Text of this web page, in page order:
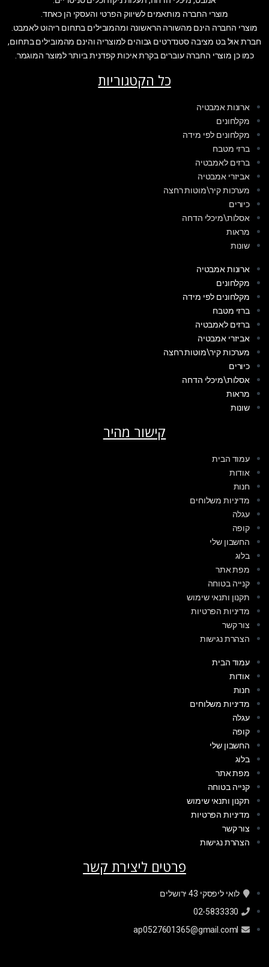
מוצרי החברה מותאמים לשיווק הפרטי והעסקי הן כאחד.
מוצרי החברה הינם מהשורה הראשונה ומהמובילים בתחום ריהוט לאמבט.
חברת אול בט מציבה סטנדרטים גבוהים למוצריה והינם מהמובילים בתחום,
כמו כן מוצרי החברה עוברים בקרת איכות קפדנית ביותר למוצר המוגמר.
כל הקטגוריות
ארונות אמבטיה
מקלחונים
מקלחונים לפי מידה
ברזי מטבח
ברזים לאמבטיה
אביזרי אמבטיה
מערכות קיר\מוטות רחצה
כיורים
אסלות\מיכלי הדחה
מראות
שונות
ארונות אמבטיה
מקלחונים
מקלחונים לפי מידה
ברזי מטבח
ברזים לאמבטיה
אביזרי אמבטיה
מערכות קיר\מוטות רחצה
כיורים
אסלות\מיכלי הדחה
מראות
שונות
קישור מהיר
עמוד הבית
אודות
חנות
מדיניות משלוחים
עגלה
קופה
החשבון שלי
בלוג
מפת אתר
קנייה בטוחה
תקנון ותנאי שימוש
מדיניות הפרטיות
צור קשר
הצהרת נגישות
עמוד הבית
אודות
חנות
מדיניות משלוחים
עגלה
קופה
החשבון שלי
בלוג
מפת אתר
קנייה בטוחה
תקנון ותנאי שימוש
מדיניות הפרטיות
צור קשר
הצהרת נגישות
פרטים ליצירת קשר
לואי ליפסקי 43 ירושלים
02-5833330
ap0527601365@gmail.coml